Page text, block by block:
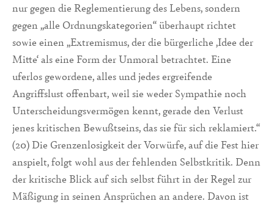
nur gegen die Reglementierung des Lebens, sondern
gegen „alle Ordnungskategorien“ überhaupt richtet
sowie einen „Extremismus, der die bürgerliche ‚Idee der
Mitte‘ als eine Form der Unmoral betrachtet. Eine
uferlos gewordene, alles und jedes ergreifende
Angriffslust offenbart, weil sie weder Sympathie noch
Unterscheidungsvermögen kennt, gerade den Verlust
jenes kritischen Bewußtseins, das sie für sich reklamiert.“
(20) Die Grenzenlosigkeit der Vorwürfe, auf die Fest hier
anspielt, folgt wohl aus der fehlenden Selbstkritik. Denn
der kritische Blick auf sich selbst führt in der Regel zur
Mäßigung in seinen Ansprüchen an andere. Davon ist